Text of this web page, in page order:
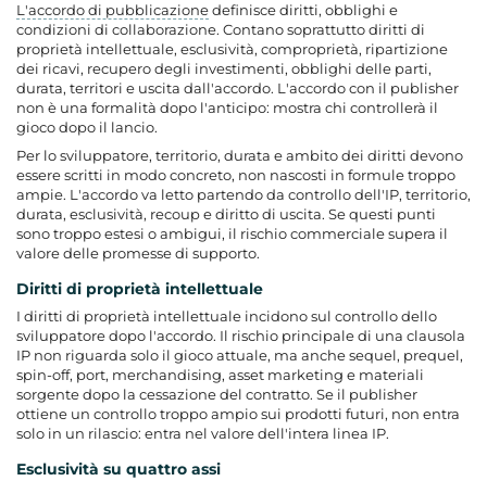
L'accordo di pubblicazionedefinisce diritti, obblighi e
condizioni di collaborazione. Contano soprattutto diritti di
proprietà intellettuale, esclusività, comproprietà, ripartizione
dei ricavi, recupero degli investimenti, obblighi delle parti,
durata, territori e uscita dall'accordo. L'accordo con il publisher
non è una formalità dopo l'anticipo: mostra chi controllerà il
gioco dopo il lancio.
Per lo sviluppatore, territorio, durata e ambito dei diritti devono
essere scritti in modo concreto, non nascosti in formule troppo
ampie. L'accordo va letto partendo da controllo dell'IP, territorio,
durata, esclusività, recoup e diritto di uscita. Se questi punti
sono troppo estesi o ambigui, il rischio commerciale supera il
valore delle promesse di supporto.
Diritti di proprietà intellettuale
I diritti di proprietà intellettuale incidono sul controllo dello
sviluppatore dopo l'accordo. Il rischio principale di una clausola
IP non riguarda solo il gioco attuale, ma anche sequel, prequel,
spin-off, port, merchandising, asset marketing e materiali
sorgente dopo la cessazione del contratto. Se il publisher
ottiene un controllo troppo ampio sui prodotti futuri, non entra
solo in un rilascio: entra nel valore dell'intera linea IP.
Esclusività su quattro assi